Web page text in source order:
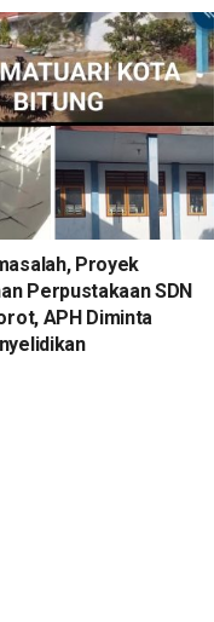
Proyek
Perpustakaan SDN
APH Diminta